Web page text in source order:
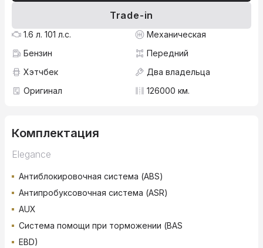
Trade-in
1.6 л. 101 л.с.
Механическая
Бензин
Передний
Хэтчбек
Два владельца
Оригинал
126000 км.
Комплектация
Elegance
Антиблокировочная система (ABS)
Антипробуксовочная система (ASR)
AUX
Система помощи при торможении (BAS
EBD)